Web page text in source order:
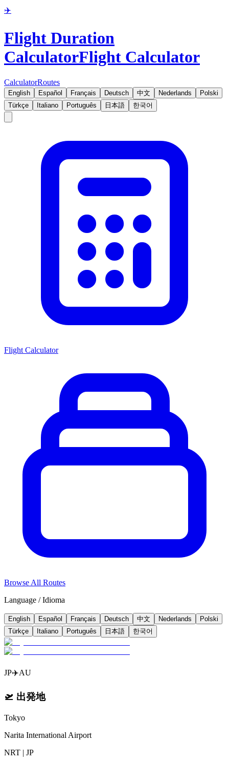
✈️
Flight Duration
CalculatorFlight Calculator
CalculatorRoutes
English Español Français Deutsch 中文 Nederlands
Polski
Türkçe
Italiano Português 日本語 한국어
Flight Calculator
Browse All Routes
Language / Idioma
English Español Français Deutsch 中文 Nederlands
Polski
Türkçe
Italiano Português 日本語 한국어
JP✈️AU
🛫 出発地
Tokyo
Narita International Airport
NRT | JP